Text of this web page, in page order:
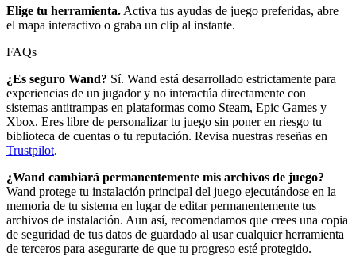
Elige tu herramienta. Activa tus ayudas de juego preferidas, abre
el mapa interactivo o graba un clip al instante.
FAQs
¿Es seguro Wand? Sí. Wand está desarrollado estrictamente para
experiencias de un jugador y no interactúa directamente con
sistemas antitrampas en plataformas como Steam, Epic Games y
Xbox. Eres libre de personalizar tu juego sin poner en riesgo tu
biblioteca de cuentas o tu reputación. Revisa nuestras reseñas en
Trustpilot.
¿Wand cambiará permanentemente mis archivos de juego?
Wand protege tu instalación principal del juego ejecutándose en la
memoria de tu sistema en lugar de editar permanentemente tus
archivos de instalación. Aun así, recomendamos que crees una copia
de seguridad de tus datos de guardado al usar cualquier herramienta
de terceros para asegurarte de que tu progreso esté protegido.